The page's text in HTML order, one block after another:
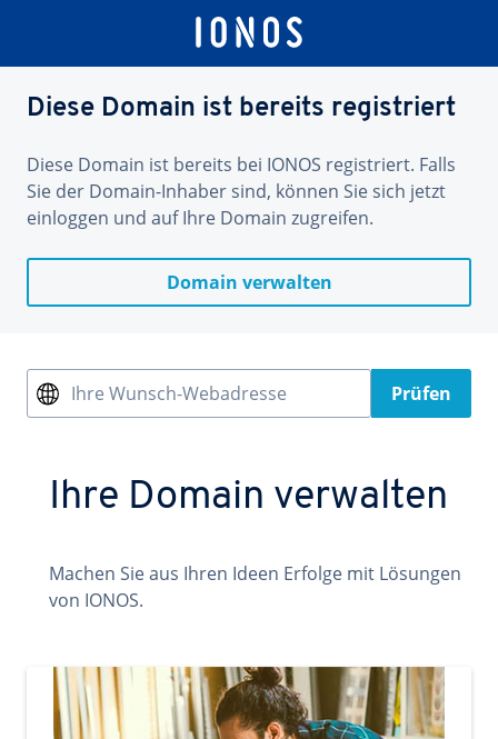
Diese Domain ist bereits registriert
Diese Domain ist bereits bei IONOS registriert. Falls
Sie der Domain-Inhaber sind, können Sie sich jetzt
einloggen und auf Ihre Domain zugreifen.
Domain verwalten
Ihre Wunsch-Webadresse Prüfen
Ihre Domain verwalten
Machen Sie aus Ihren Ideen Erfolge mit Lösungen
von IONOS.